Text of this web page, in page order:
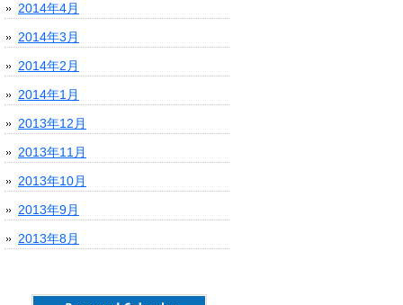
2014年4月
2014年3月
2014年2月
2014年1月
2013年12月
2013年11月
2013年10月
2013年9月
2013年8月